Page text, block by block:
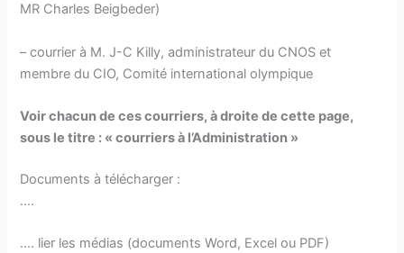
MR Charles Beigbeder)
– courrier à M. J-C Killy, administrateur du CNOS et
membre du CIO, Comité international olympique
Voir chacun de ces courriers, à droite de cette page,
sous le titre : « courriers à l’Administration »
Documents à télécharger :
….
…. lier les médias (documents Word, Excel ou PDF)